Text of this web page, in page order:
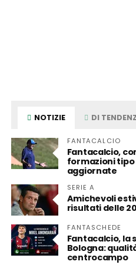
NOTIZIE DI
FANTACALCIO
Fantacalcio,
formazioni tipo
aggiornate
SERIE A
Amichevoli
risultati delle
FANTASCHEDE
Fantacalcio, la
Bologna:
centrocampo